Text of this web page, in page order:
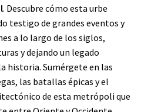
. Descubre cómo esta urbe
testigo de grandes eventos y
a lo largo de los siglos,
y dejando un legado
historia. Sumérgete en las
las batallas épicas y el
de esta metrópoli que